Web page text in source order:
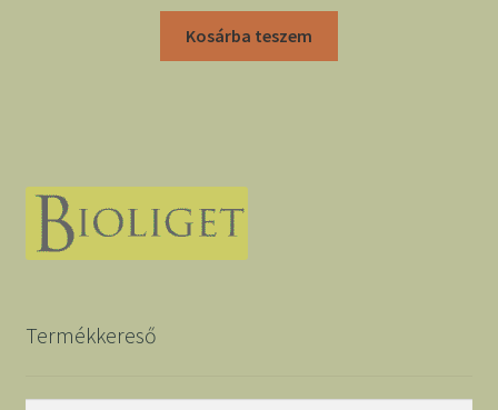
Kosárba teszem
Termékkereső